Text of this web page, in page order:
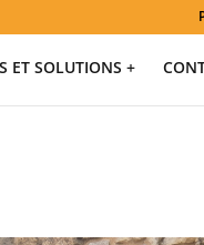
ET SOLUTIONS +